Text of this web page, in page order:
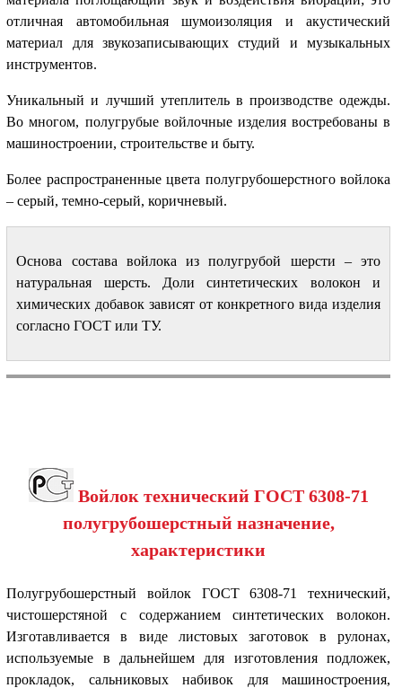
отличная автомобильная шумоизоляция и акустический
материал для звукозаписывающих студий и музыкальных
инструментов.
Уникальный и лучший утеплитель в производстве одежды.
Во многом, полугрубые войлочные изделия востребованы в
машиностроении, строительстве и быту.
Более распространенные цвета полугрубошерстного войлока
– серый, темно-серый, коричневый.
Основа состава войлока из полугрубой шерсти – это
натуральная шерсть. Доли синтетических волокон и
химических добавок зависят от конкретного вида изделия
согласно ГОСТ или ТУ.
Войлок технический ГОСТ 6308-71
полугрубошерстный назначение,
характеристики
Полугрубошерстный войлок ГОСТ 6308-71 технический,
чистошерстяной с содержанием синтетических волокон.
Изготавливается в виде листовых заготовок в рулонах,
используемые в дальнейшем для изготовления подложек,
прокладок, сальниковых набивок для машиностроения,